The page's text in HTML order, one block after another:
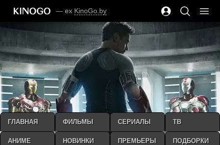
— ex KinoGo.by
ГЛАВНАЯ ФИЛЬМЫ СЕРИАЛЫ ТВ
АНИМЕ НОВИНКИ ПРЕМЬЕРЫ ПОДБОРКИ